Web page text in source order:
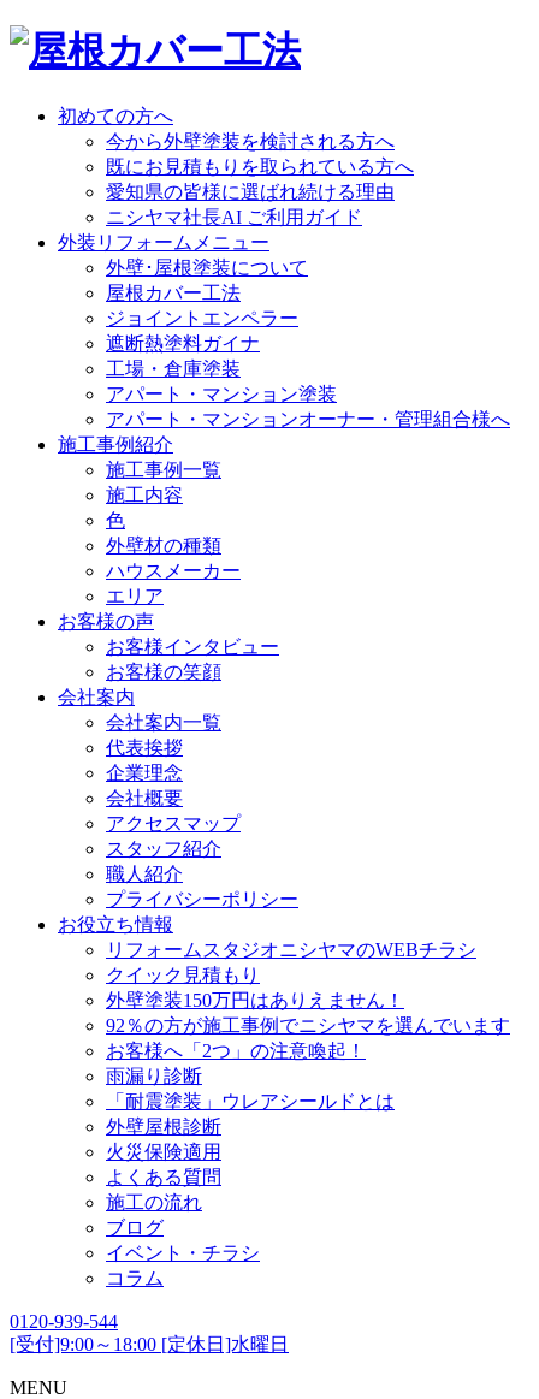
初めての方へ
今から外壁塗装を検討される方へ
既にお見積もりを取られている方へ
愛知県の皆様に選ばれ続ける理由
ニシヤマ社長AI ご利用ガイド
外装リフォームメニュー
外壁･屋根塗装について
屋根カバー工法
ジョイントエンペラー
遮断熱塗料ガイナ
工場・倉庫塗装
アパート・マンション塗装
アパート・マンションオーナー・管理組合様へ
施工事例紹介
施工事例一覧
施工内容
色
外壁材の種類
ハウスメーカー
エリア
お客様の声
お客様インタビュー
お客様の笑顔
会社案内
会社案内一覧
代表挨拶
企業理念
会社概要
アクセスマップ
スタッフ紹介
職人紹介
プライバシーポリシー
お役立ち情報
リフォームスタジオニシヤマのWEBチラシ
クイック見積もり
外壁塗装150万円はありえません！
92％の方が施工事例でニシヤマを選んでいます
お客様へ「2つ」の注意喚起！
雨漏り診断
「耐震塗装」ウレアシールドとは
外壁屋根診断
火災保険適用
よくある質問
施工の流れ
ブログ
イベント・チラシ
コラム
0120-939-544
[受付]9:00～18:00 [定休日]水曜日
MENU